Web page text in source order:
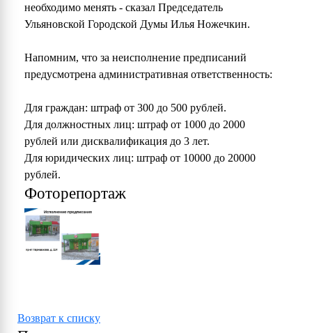
необходимо менять - сказал Председатель
Ульяновской Городской Думы Илья Ножечкин.
Напомним, что за неисполнение предписаний
предусмотрена административная ответственность:
Для граждан: штраф от 300 до 500 рублей.
Для должностных лиц: штраф от 1000 до 2000
рублей или дисквалификация до 3 лет.
Для юридических лиц: штраф от 10000 до 20000
рублей.
Фоторепортаж
Возврат к списку